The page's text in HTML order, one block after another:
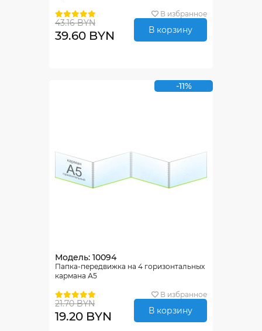
В избранное
43.16 BYN
39.60 BYN В корзину
-11%
Модель: 10094
Папка-передвижка на 4 горизонтальных
кармана А5
В избранное
21.70 BYN
19.20 BYN В корзину